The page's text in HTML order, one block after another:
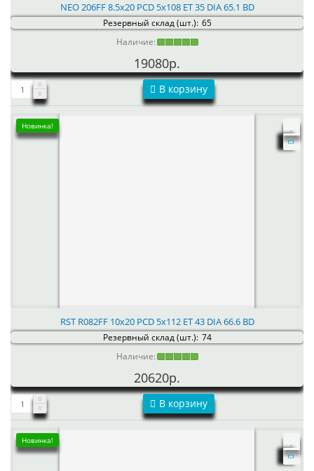
NEO 206FF 8.5x20 PCD 5x108 ET 35 DIA 65.1 BD
Резервный склад (шт.): 65
Наличие:
19080р.
В корзину
Новинка!
RST R082FF 10x20 PCD 5x112 ET 43 DIA 66.6 BD
Резервный склад (шт.): 74
Наличие:
20620р.
В корзину
Новинка!